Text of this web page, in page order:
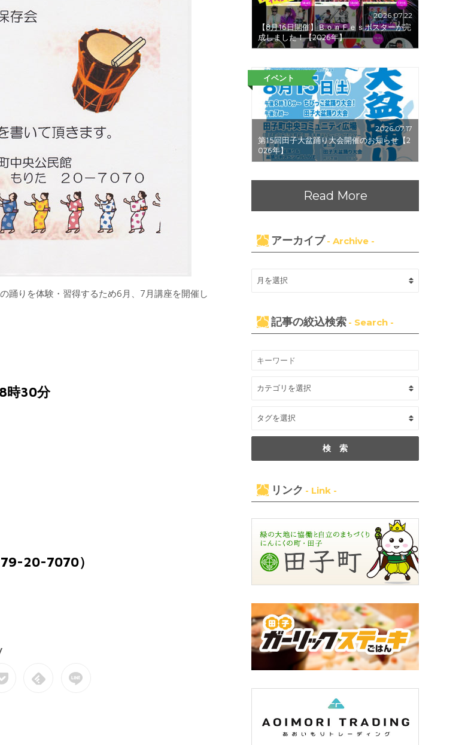
踊りを体験・習得するため6月、7月講座を開催し
時30分
20-7070）
2026.07.22
【8月16日開催】ＢｏｎＦｅｓポスターが完
成しました！【2026年】
イベント
2026.07.17
第15回田子大盆踊り大会開催のお知らせ【2
026年】
Read More
アーカイブ - Archive -
記事の絞込検索 - Search -
リンク - Link -